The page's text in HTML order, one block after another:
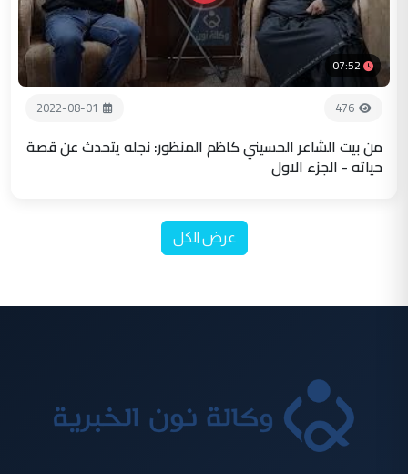
07:52
476
2022-08-01
من بيت الشاعر الحسيني كاظم المنظور: نجله يتحدث عن قصة
حياته - الجزء الاول
عرض الكل